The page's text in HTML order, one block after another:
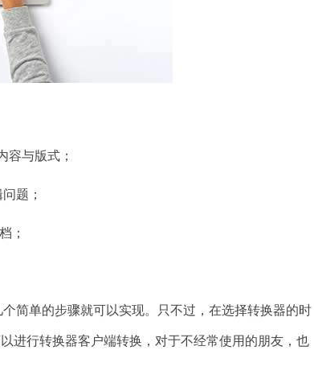
与版式；
题；
；
单的步骤就可以实现。只不过，在选择转换器的时
进行转换器客户端转换，对于不经常使用的朋友，也